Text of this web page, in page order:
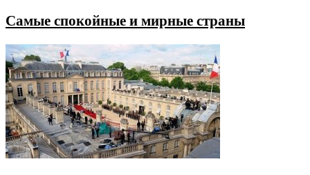
Самые спокойные и мирные страны